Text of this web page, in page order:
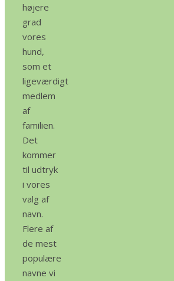
højere
grad
vores
hund,
som et
ligeværdigt
medlem
af
familien.
Det
kommer
til udtryk
i vores
valg af
navn.
Flere af
de mest
populære
navne vi